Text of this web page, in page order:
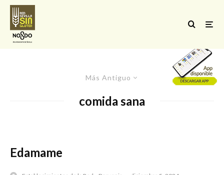
Más Antiguo
comida sana
Edamame